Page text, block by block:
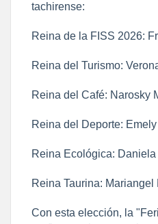
tachirense:
​Reina de la FISS 2026:
​Reina del Turismo:
​Reina del Café: Narosky
​Reina del Deporte:
​Reina Ecológica:
​Reina Taurina: Mariangel
Con esta elección, la